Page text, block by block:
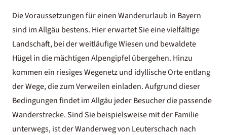
Die Voraussetzungen für einen Wanderurlaub in Bayern
sind im Allgäu bestens. Hier erwartet Sie eine vielfältige
Landschaft, bei der weitläufige Wiesen und bewaldete
Hügel in die mächtigen Alpengipfel übergehen. Hinzu
kommen ein riesiges Wegenetz und idyllische Orte entlang
der Wege, die zum Verweilen einladen. Aufgrund dieser
Bedingungen findet im Allgäu jeder Besucher die passende
Wanderstrecke. Sind Sie beispielsweise mit der Familie
unterwegs, ist der Wanderweg von Leuterschach nach